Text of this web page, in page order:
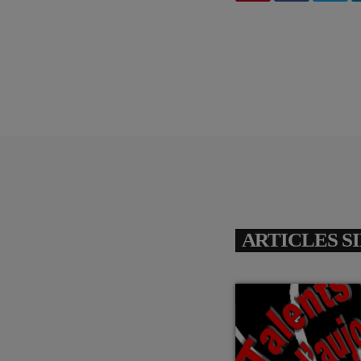
ARTICLES